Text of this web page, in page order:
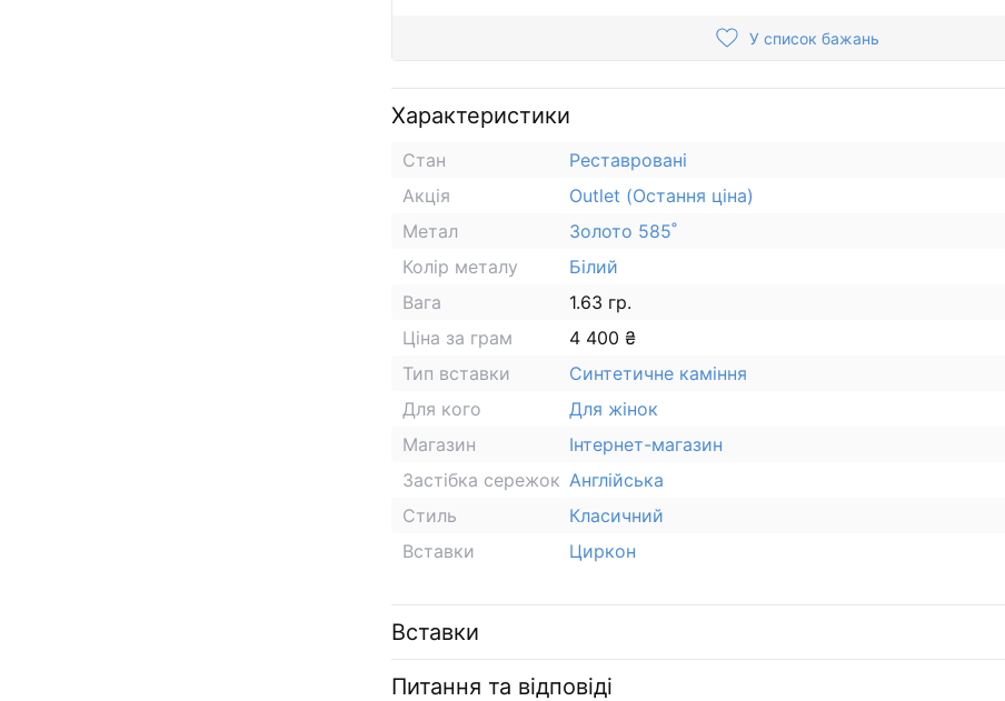
У список бажань
Характеристики
Стан
Реставровані
Акція
Outlet (Остання ціна)
Метал
Золото 585˚
Колір металу
Білий
Вага
1.63 гр.
Ціна за грам
4 400 ₴
Тип вставки
Синтетичне каміння
Для кого
Для жінок
Магазин
Інтернет-магазин
Застібка сережок Англійська
Стиль
Класичний
Вставки
Циркон
Вставки
Питання та відповіді